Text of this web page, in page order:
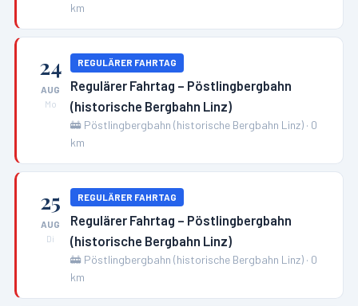
km
24
AUG
Mo
REGULÄRER FAHRTAG
Regulärer Fahrtag – Pöstlingbergbahn
(historische Bergbahn Linz)
🚋 Pöstlingbergbahn (historische Bergbahn Linz) · 0
km
25
AUG
Di
REGULÄRER FAHRTAG
Regulärer Fahrtag – Pöstlingbergbahn
(historische Bergbahn Linz)
🚋 Pöstlingbergbahn (historische Bergbahn Linz) · 0
km